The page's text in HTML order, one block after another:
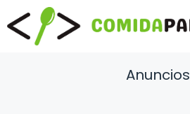
Saltar
al
contenido
Anuncios